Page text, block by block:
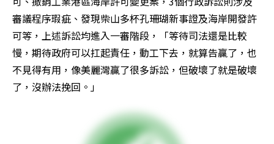
審議程序瑕疵、發現柴山多杯孔珊瑚新事證及海岸開發許
可等，上述訴訟均進入一審階段，「等待司法還是比較
慢，期待政府可以扛起責任，動工下去，就算告贏了，也
不見得有用，像美麗灣贏了很多訴訟，但破壞了就是破壞
了，沒辦法挽回。」